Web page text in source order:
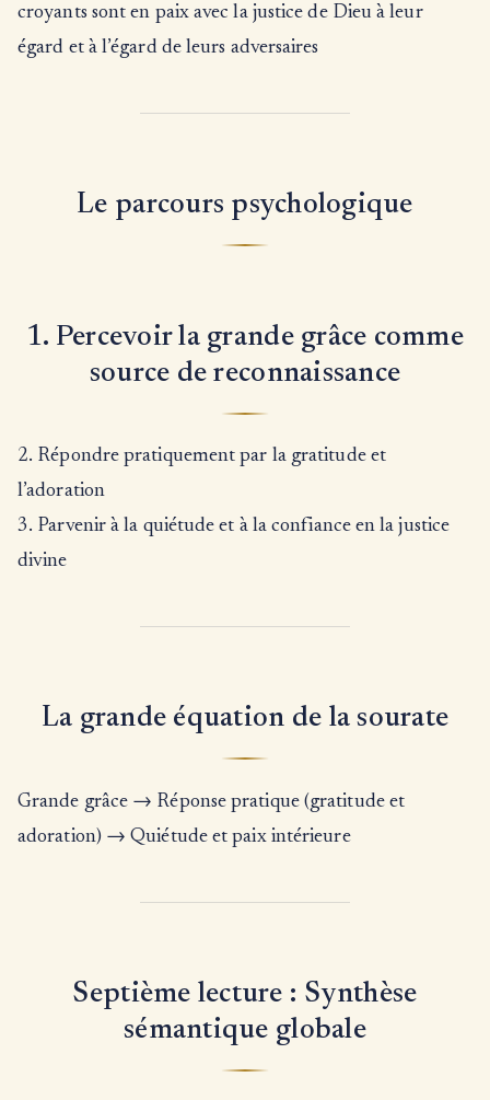
croyants sont en paix avec la justice de Dieu à leur
égard et à l’égard de leurs adversaires
Le parcours psychologique
1. Percevoir la grande grâce comme
source de reconnaissance
2. Répondre pratiquement par la gratitude et
l’adoration
3. Parvenir à la quiétude et à la confiance en la justice
divine
La grande équation de la sourate
Grande grâce → Réponse pratique (gratitude et
adoration) → Quiétude et paix intérieure
Septième lecture : Synthèse
sémantique globale